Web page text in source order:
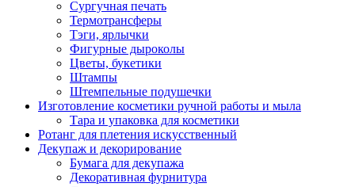
Сургучная печать
Термотрансферы
Тэги, ярлычки
Фигурные дыроколы
Цветы, букетики
Штампы
Штемпельные подушечки
Изготовление косметики ручной работы и мыла
Тара и упаковка для косметики
Ротанг для плетения искусственный
Декупаж и декорирование
Бумага для декупажа
Декоративная фурнитура